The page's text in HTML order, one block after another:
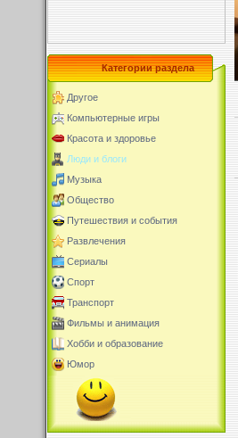
Категории раздела
Другое
Компьютерные игры
Красота и здоровье
Люди и блоги
Музыка
Общество
Путешествия и события
Развлечения
Сериалы
Спорт
Транспорт
Фильмы и анимация
Хобби и образование
Юмор